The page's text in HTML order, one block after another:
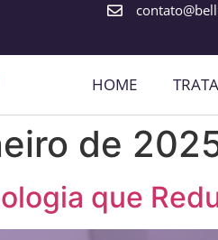
HOME
de
que